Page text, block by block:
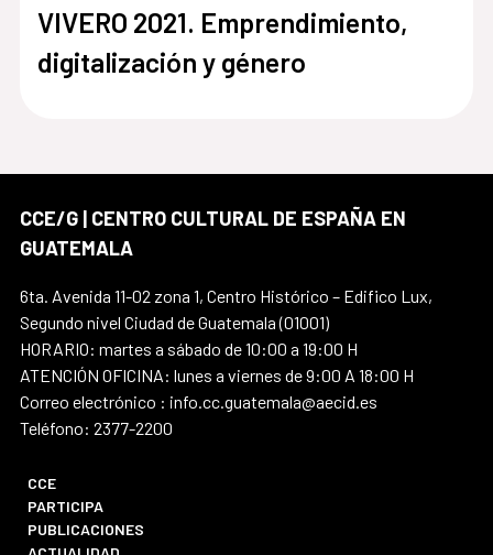
VIVERO 2021. Emprendimiento,
digitalización y género
CCE/G | CENTRO CULTURAL DE ESPAÑA EN
GUATEMALA
6ta. Avenida 11-02 zona 1, Centro Histórico – Edifico Lux,
Segundo nivel Ciudad de Guatemala (01001)
HORARIO: martes a sábado de 10:00 a 19:00 H
ATENCIÓN OFICINA: lunes a viernes de 9:00 A 18:00 H
Correo electrónico : info.cc.guatemala@aecid.es
Teléfono: 2377-2200
CCE
PARTICIPA
PUBLICACIONES